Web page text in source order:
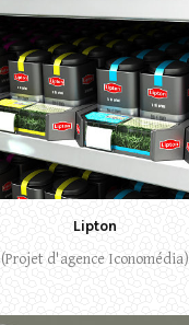
Lipton
(Projet d'agence Iconomédia)